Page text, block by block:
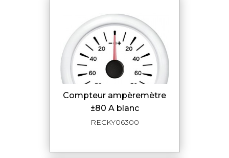
compteur ampèremètre
±80 A blanc
RECKY06300